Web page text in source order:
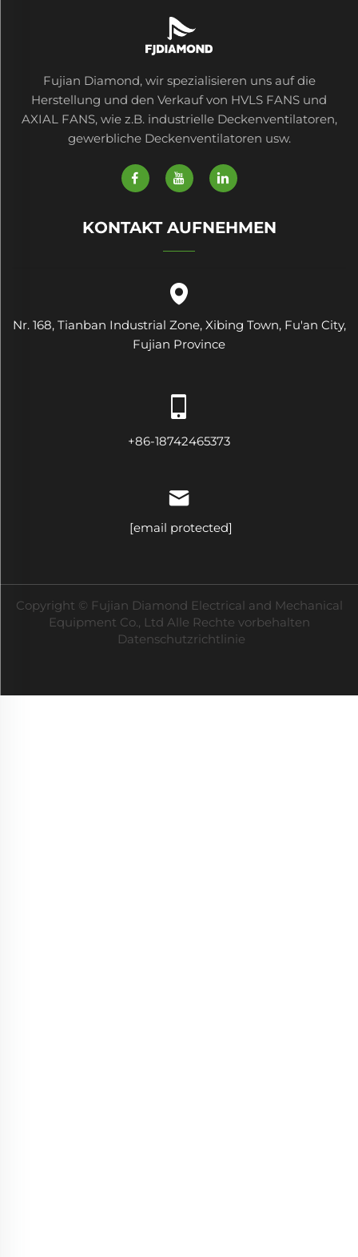
Fujian Diamond, wir spezialisieren uns auf die
Herstellung und den Verkauf von HVLS FANS und
AXIAL FANS, wie z.B. industrielle Deckenventilatoren,
gewerbliche Deckenventilatoren usw.
KONTAKT AUFNEHMEN
Nr. 168, Tianban Industrial Zone, Xibing Town, Fu'an City,
Fujian Province
+86-18742465373
[email protected]
Copyright © Fujian Diamond Electrical and Mechanical
Equipment Co., Ltd Alle Rechte vorbehalten
Datenschutzrichtlinie